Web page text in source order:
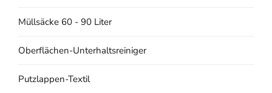
Müllsäcke 60 - 90 Liter
Oberflächen-Unterhaltsreiniger
Putzlappen-Textil